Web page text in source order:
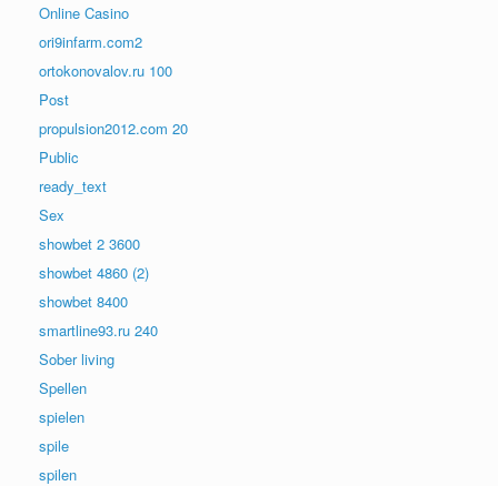
Online Casino
ori9infarm.com2
ortokonovalov.ru 100
Post
propulsion2012.com 20
Public
ready_text
Sex
showbet 2 3600
showbet 4860 (2)
showbet 8400
smartline93.ru 240
Sober living
Spellen
spielen
spile
spilen